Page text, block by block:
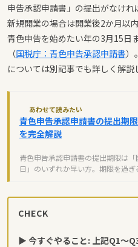
申告承認申請書」の提出がなけれ
新規開業の場合は開業後2か月以
青色申告を始めたい年の3月15日
（国税庁：青色申告承認申請書）。
については別記事でも詳しく解説
あわせて読みたい
青色申告承認申請書の提出期
を完全解説
青色申告承認申請書の提出期限は
日」のいずれか早い方。期限を過
CHECK
▶ 今すぐやること: 上記Q1〜